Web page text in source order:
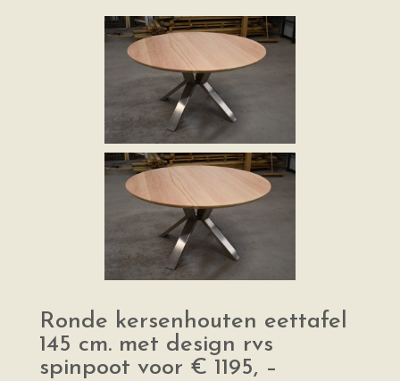
Ronde kersenhouten eettafel
145 cm. met design rvs
spinpoot voor € 1195, –